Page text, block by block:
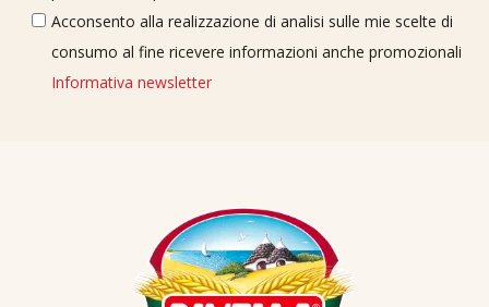
Acconsento alla realizzazione di analisi sulle mie scelte di
consumo al fine ricevere informazioni anche promozionali
Informativa newsletter